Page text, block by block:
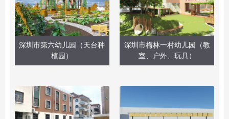
深圳市第六幼儿园（天台种
植园）
深圳市梅林一村幼儿园（教
室、户外、玩具）